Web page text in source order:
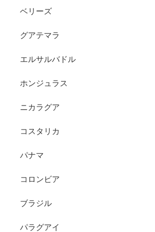
ベリーズ
グアテマラ
エルサルバドル
ホンジュラス
ニカラグア
コスタリカ
パナマ
コロンビア
ブラジル
パラグアイ